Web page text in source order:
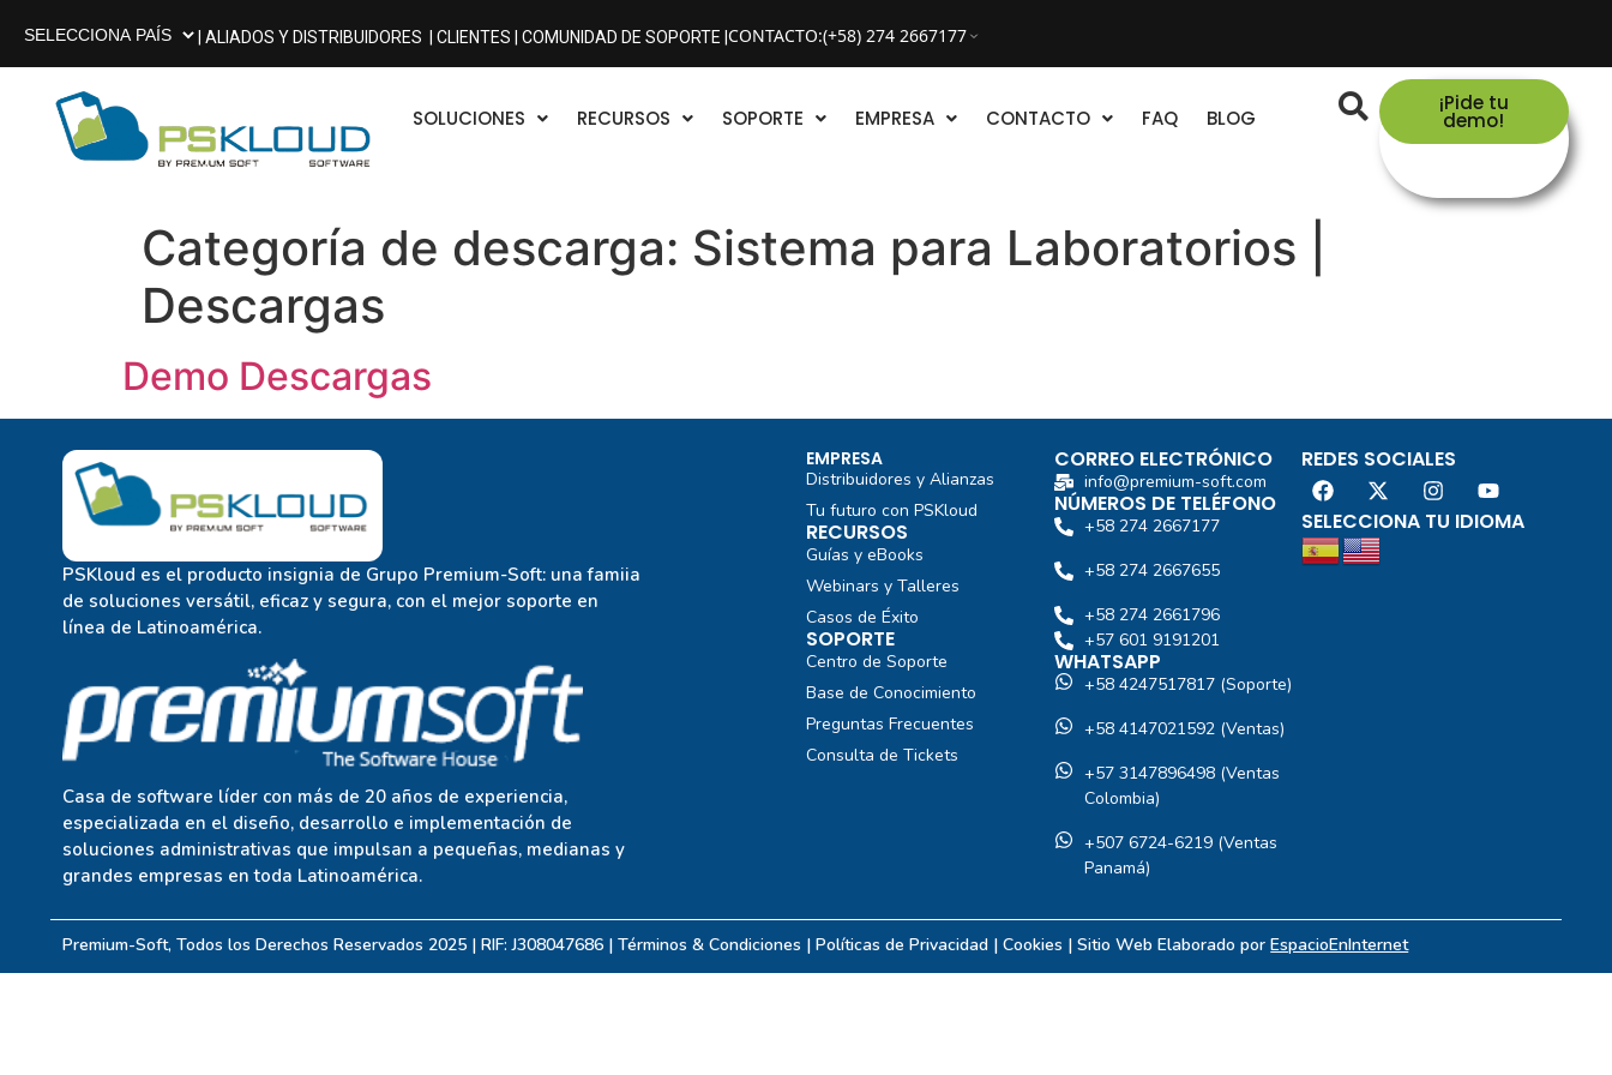
| ALIADOS Y DISTRIBUIDORES | CLIENTES | COMUNIDAD DE SOPORTE | CONTACTO:(+58) 274 2667177
SOLUCIONES RECURSOS SOPORTE EMPRESA CONTACTO FAQ BLOG
¡Pide tu
demo!
Categoría de descarga: Sistema para Laboratorios |
Descargas
Demo Descargas
PSKloud es el producto insignia de Grupo Premium-Soft: una famiia
de soluciones versátil, eficaz y segura, con el mejor soporte en
línea de Latinoamérica.
Casa de software líder con más de 20 años de experiencia,
especializada en el diseño, desarrollo e implementación de
soluciones administrativas que impulsan a pequeñas, medianas y
grandes empresas en toda Latinoamérica.
EMPRESA
Distribuidores y Alianzas
Tu futuro con PSKloud
RECURSOS
Guías y eBooks
Webinars y Talleres
Casos de Éxito
SOPORTE
Centro de Soporte
Base de Conocimiento
Preguntas Frecuentes
Consulta de Tickets
CORREO ELECTRÓNICO
info@premium-soft.com
NÚMEROS DE TELÉFONO
+58 274 2667177
+58 274 2667655
+58 274 2661796
+57 601 9191201‬
WHATSAPP
+58 4247517817 (Soporte)
+58 4147021592 (Ventas)
+57 3147896498 (Ventas
Colombia)
+507 6724-6219 (Ventas
Panamá)
REDES SOCIALES
SELECCIONA TU IDIOMA
Premium-Soft, Todos los Derechos Reservados 2025 | RIF: J308047686 | Términos & Condiciones |Políticas de Privacidad | Cookies | Sitio Web Elaborado porEspacioEnInternet